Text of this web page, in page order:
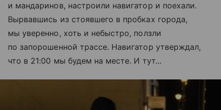
и мандаринов, настроили навигатор и поехали.
Вырвавшись из стоявшего в пробках города,
мы уверенно, хоть и небыстро, ползли
по запорошенной трассе. Навигатор утверждал,
что в 21:00 мы будем на месте. И тут...